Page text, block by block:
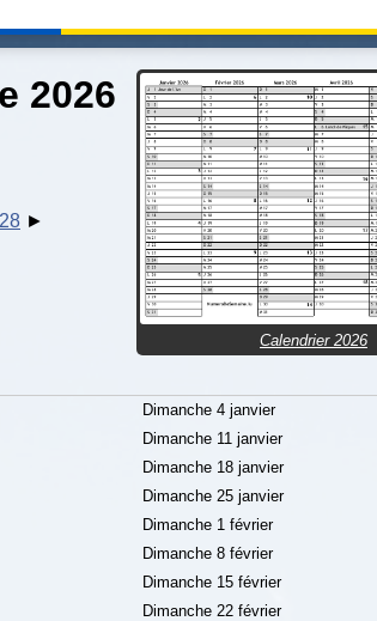
2026
Calendrier 2026
Dimanche 4 janvier
Dimanche 11 janvier
Dimanche 18 janvier
Dimanche 25 janvier
Dimanche 1 février
Dimanche 8 février
Dimanche 15 février
Dimanche 22 février